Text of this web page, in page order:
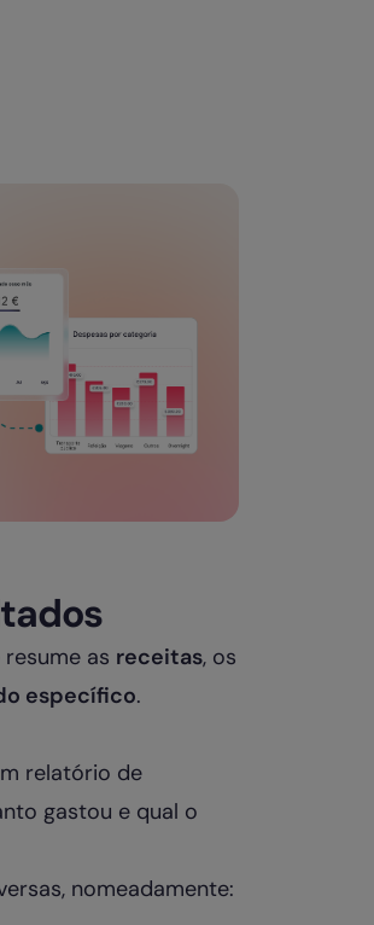
as receitas, os
específico.
relatório de
gastou e qual o
nomeadamente: